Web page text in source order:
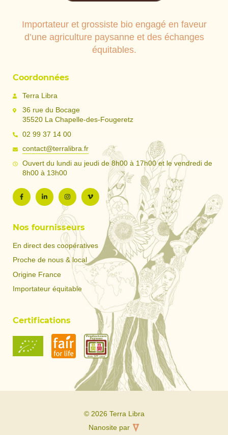
Importateur et grossiste bio engagé en faveur
d’une agriculture paysanne et des échanges
équitables.
Coordonnées
Terra Libra
36 rue du Bocage
35520 La Chapelle-des-Fougeretz
02 99 37 14 00
contact@terralibra.fr
Ouvert du lundi au jeudi de 8h00 à 17h00 et le vendredi de
8h00 à 13h00
Nos fournisseurs
En direct des coopératives
Proche de nous & local
Origine France
Importateur équitable
Certifications
© 2026 Terra Libra
Nanosite par